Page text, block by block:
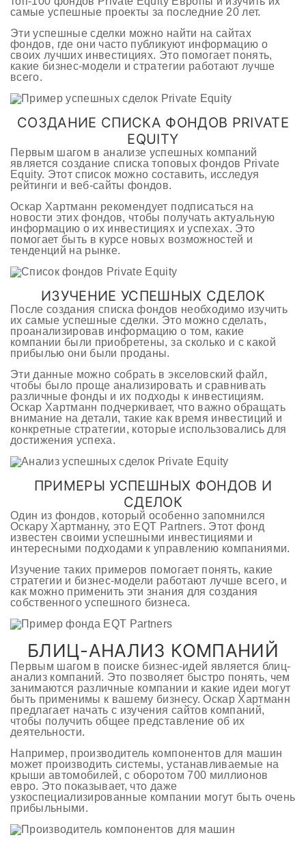
самые успешные проекты за последние 20 лет.
Эти успешные сделки можно найти на сайтах
фондов, где они часто публикуют информацию о
своих лучших инвестициях. Это помогает понять,
какие бизнес-модели и стратегии работают лучше
всего.
СОЗДАНИЕ СПИСКА ФОНДОВ PRIVATE
EQUITY
Первым шагом в анализе успешных компаний
является создание списка топовых фондов Private
Equity. Этот список можно составить, исследуя
рейтинги и веб-сайты фондов.
Оскар Хартманн рекомендует подписаться на
новости этих фондов, чтобы получать актуальную
информацию о их инвестициях и успехах. Это
помогает быть в курсе новых возможностей и
тенденций на рынке.
ИЗУЧЕНИЕ УСПЕШНЫХ СДЕЛОК
После создания списка фондов необходимо изучить
их самые успешные сделки. Это можно сделать,
проанализировав информацию о том, какие
компании были приобретены, за сколько и с какой
прибылью они были проданы.
Эти данные можно собрать в экселовский файл,
чтобы было проще анализировать и сравнивать
различные фонды и их подходы к инвестициям.
Оскар Хартманн подчеркивает, что важно обращать
внимание на детали, такие как время инвестиций и
конкретные стратегии, которые использовались для
достижения успеха.
ПРИМЕРЫ УСПЕШНЫХ ФОНДОВ И
СДЕЛОК
Один из фондов, который особенно запомнился
Оскару Хартманну, это EQT Partners. Этот фонд
известен своими успешными инвестициями и
интересными подходами к управлению компаниями.
Изучение таких примеров помогает понять, какие
стратегии и бизнес-модели работают лучше всего, и
как можно применить эти знания для создания
собственного успешного бизнеса.
БЛИЦ-АНАЛИЗ КОМПАНИЙ
Первым шагом в поиске бизнес-идей является блиц-
анализ компаний. Это позволяет быстро понять, чем
занимаются различные компании и какие идеи могут
быть применимы к вашему бизнесу. Оскар Хартманн
предлагает начать с изучения сайтов компаний,
чтобы получить общее представление об их
деятельности.
Например, производитель компонентов для машин
может производить системы, устанавливаемые на
крыши автомобилей, с оборотом 700 миллионов
евро. Это показывает, что даже
узкоспециализированные компании могут быть очень
прибыльными.